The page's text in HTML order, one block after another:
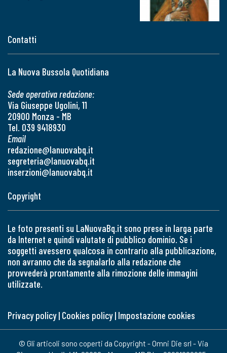
Contatti
La Nuova Bussola Quotidiana
Sede operativa redazione:
Via Giuseppe Ugolini, 11
20900 Monza - MB
Tel. 039 9418930
Email
redazione@lanuovabq.it
segreteria@lanuovabq.it
inserzioni@lanuovabq.it
Copyright
Le foto presenti su LaNuovaBq.it sono prese in larga parte
da Internet e quindi valutate di pubblico dominio. Se i
soggetti avessero qualcosa in contrario alla pubblicazione,
non avranno che da segnalarlo alla redazione che
provvederà prontamente alla rimozione delle immagini
utilizzate.
Privacy policy| Cookies policy| Impostazione cookies
© Gli articoli sono coperti da Copyright - Omni Die srl - Via